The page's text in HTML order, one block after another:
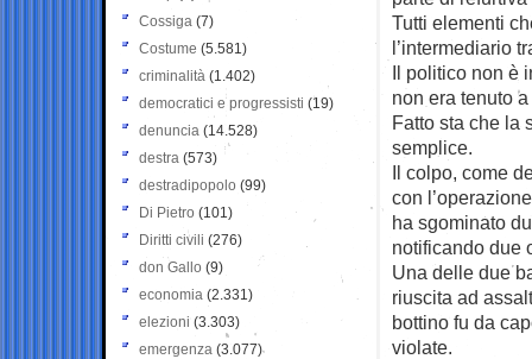
Tutti elementi
l’intermediario
Il politico non è
non era tenuto
Fatto sta che la
semplice.
Il colpo, come
con
ha sgominato
notificando due
Una delle due
riuscita ad
bottino fu da
violate.
Cossiga (7)
Costume (5.581)
criminalità (1.402)
democratici e progressisti (19)
denuncia (14.528)
destra (573)
destradipopolo (99)
Di Pietro (101)
Diritti civili (276)
don Gallo (9)
economia (2.331)
elezioni (3.303)
emergenza (3.077)